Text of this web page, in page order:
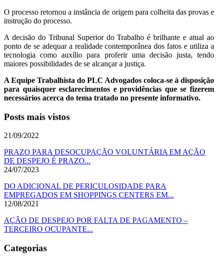
O processo retornou a instância de origem para colheita das provas e
instrução do processo.
A decisão do Tribunal Superior do Trabalho é brilhante e atual ao
ponto de se adequar a realidade contemporânea dos fatos e utiliza a
tecnologia como auxílio para proferir uma decisão justa, tendo
maiores possibilidades de se alcançar a justiça.
A Equipe Trabalhista do PLC Advogados coloca-se à disposição
para quaisquer esclarecimentos e providências que se fizerem
necessários acerca do tema tratado no presente informativo.
Posts mais vistos
21/09/2022
PRAZO PARA DESOCUPAÇÃO VOLUNTÁRIA EM AÇÃO
DE DESPEJO É PRAZO...
24/07/2023
DO ADICIONAL DE PERICULOSIDADE PARA
EMPREGADOS EM SHOPPINGS CENTERS EM...
12/08/2021
AÇÃO DE DESPEJO POR FALTA DE PAGAMENTO –
TERCEIRO OCUPANTE...
Categorias